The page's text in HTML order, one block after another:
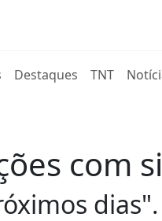
Destaques TNT
com
dias".